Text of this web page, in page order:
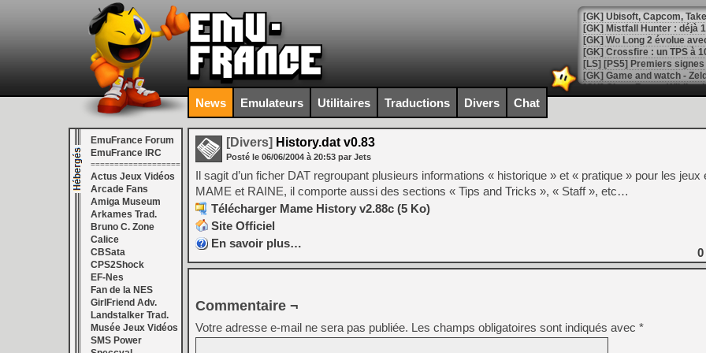
[GK] Mistfall Hunter : déjà
[GK] Wo Long 2 évolue
[GK] Crossfire : un TPS à
[LS] [PS5] Premiers
[Mo5] DOOM arrive en
[GK] Bethesda fête les 30
[GK] Roblox : l'action en
[GK] Agenda - GeForce
[LS] [PS5] ps5-y2jb-
[GK] Pourquoi Marvel
[GK] Test : Restory : Chill
[GK] GTA 6 : Rockstar
[GK] Hot Wheels Infinite
[GK] Mémoire cash -
[GK] Résultats Nintendo :
News Emulateurs Utilitaires Traductions Divers Chat
EmuFrance Forum
EmuFrance IRC
===================
Actus Jeux Vidéos
Arcade Fans
Amiga Museum
Arkames Trad.
Bruno C. Zone
Calice
CBSata
CPS2Shock
EF-Nes
Fan de la NES
GirlFriend Adv.
Landstalker Trad.
Musée Jeux Vidéos
SMS Power
[Divers] History.dat v0.83
Posté le 06/06/2004 à 20:53 par Jets
Il sagit d’un ficher DAT regroupant plusieurs informations « historique » et « pratique » pour les jeux
MAME et RAINE, il comporte aussi des sections « Tips and Tricks », « Staff », etc…
Télécharger Mame History v2.88c (5 Ko)
Site Officiel
En savoir plus…
0
Commentaire ¬
Votre adresse e-mail ne sera pas publiée. Les champs obligatoires sont indiqués avec *